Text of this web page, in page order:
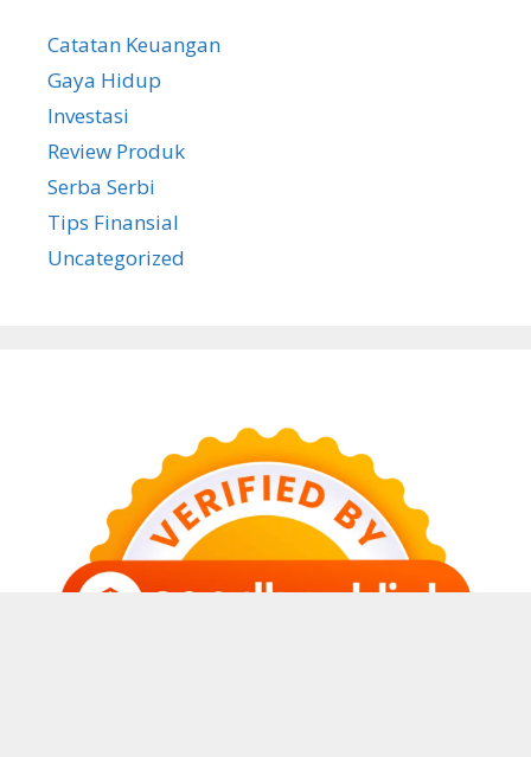
Catatan Keuangan
Gaya Hidup
Investasi
Review Produk
Serba Serbi
Tips Finansial
Uncategorized